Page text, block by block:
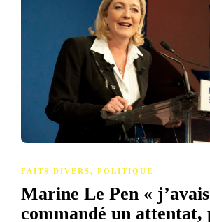
FAITS DIVERS, POLITIQUE
Marine Le Pen « j’avais
commandé un attentat,